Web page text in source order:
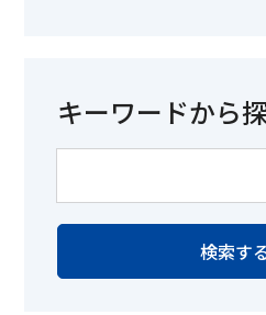
キーワードから
検索す